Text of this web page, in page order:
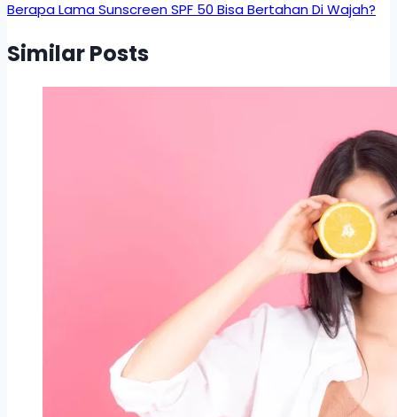
Berapa Lama Sunscreen SPF 50 Bisa Bertahan Di Wajah?
Similar Posts